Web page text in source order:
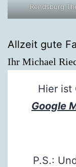
Rendsburg
Allzeit gute
Ihr Michael
Hier ist
Google
P.S.: